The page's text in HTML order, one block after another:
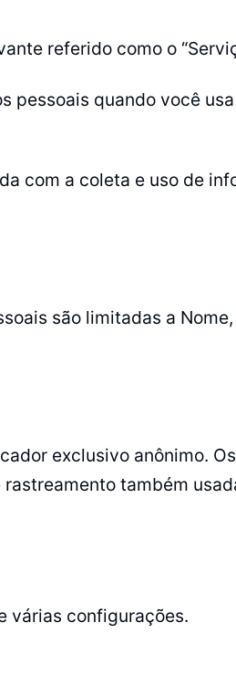
referido como o
quando você
com a coleta e uso de
são limitadas a
exclusivo anônimo.
também
várias configurações.